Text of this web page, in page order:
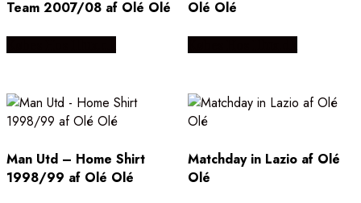
Team 2007/08 af Olé Olé
Olé Olé
Man Utd – Home Shirt
1998/99 af Olé Olé
Matchday in Lazio af Olé
Olé